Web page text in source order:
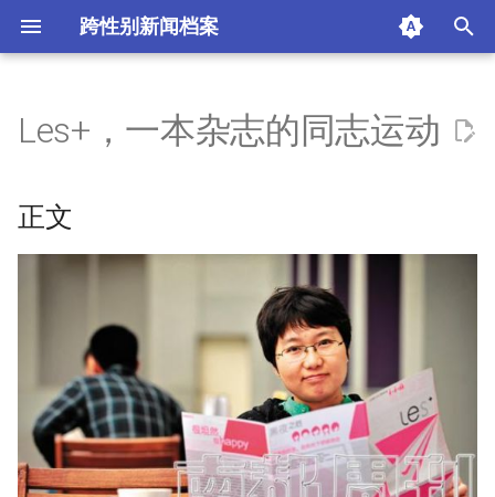
跨性别新闻档案
i
n
正文
摘要与附加信息
附加信息 [Processed Page
Les+，一本杂志的同志运动
正文